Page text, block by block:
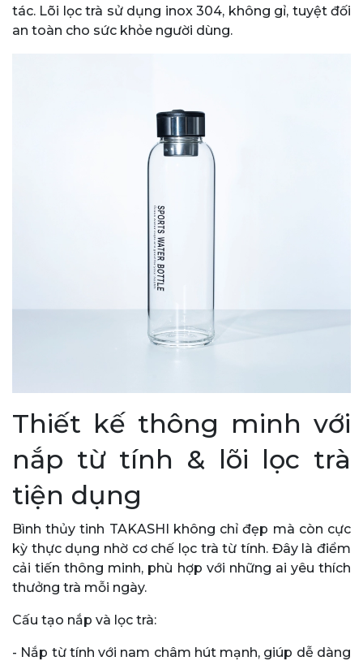
tác. Lõi lọc trà sử dụng inox 304, không gỉ, tuyệt đối
an toàn cho sức khỏe người dùng.
Thiết kế thông minh với
nắp từ tính & lõi lọc trà
tiện dụng
Bình thủy tinh TAKASHI không chỉ đẹp mà còn cực
kỳ thực dụng nhờ cơ chế lọc trà từ tính. Đây là điểm
cải tiến thông minh, phù hợp với những ai yêu thích
thưởng trà mỗi ngày.
Cấu tạo nắp và lọc trà:
- Nắp từ tính với nam châm hút mạnh, giúp dễ dàng